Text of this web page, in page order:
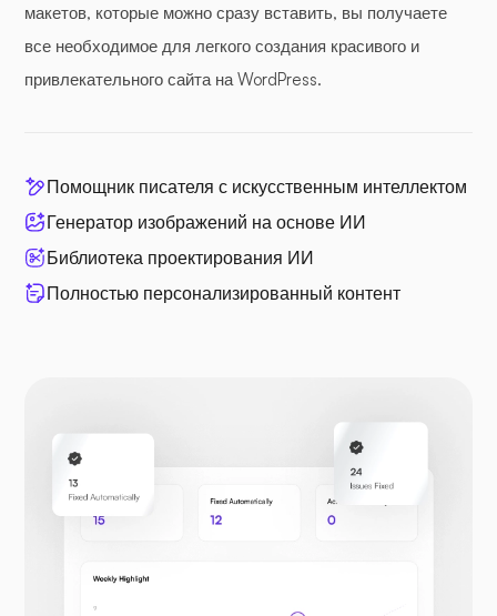
макетов, которые можно сразу вставить, вы получаете
все необходимое для легкого создания красивого и
привлекательного сайта на WordPress.
Помощник писателя с искусственным интеллектом
Генератор изображений на основе ИИ
Библиотека проектирования ИИ
Полностью персонализированный контент